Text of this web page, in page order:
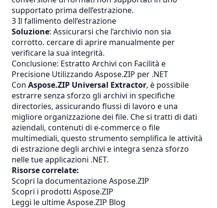
supportato prima dell’estrazione.
3 Il fallimento dell’estrazione
Soluzione: Assicurarsi che l’archivio non sia
corrotto. cercare di aprire manualmente per
verificare la sua integrità.
Conclusione: Estratto Archivi con Facilità e
Precisione Utilizzando Aspose.ZIP per .NET
Con Aspose.ZIP Universal Extractor, è possibile
estrarre senza sforzo gli archivi in specifiche
directories, assicurando flussi di lavoro e una
migliore organizzazione dei file. Che si tratti di dati
aziendali, contenuti di e-commerce o file
multimediali, questo strumento semplifica le attività
di estrazione degli archivi e integra senza sforzo
nelle tue applicazioni .NET.
Risorse correlate:
Scopri la documentazione Aspose.ZIP
Scopri i prodotti Aspose.ZIP
Leggi le ultime Aspose.ZIP Blog